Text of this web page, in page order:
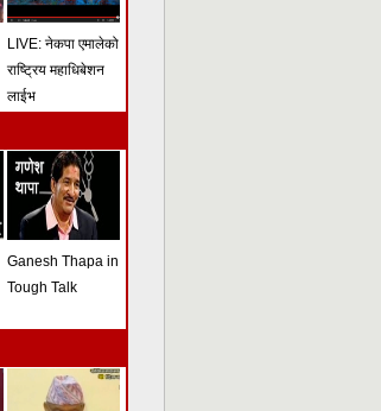
LIVE: नेकपा एमालेको
राष्ट्रिय महाधिबेशन
लाईभ
Ganesh Thapa in
Tough Talk